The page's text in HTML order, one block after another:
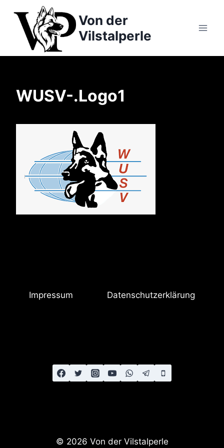
Inhalt
springen
Von der
Vilstalperle
WUSV-.Logo1
Impressum Datenschutzerklärung
© 2026 Von der Vilstalperle